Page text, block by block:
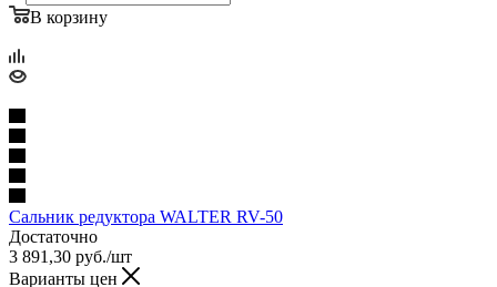
В корзину
Сальник редуктора WALTER RV-50
Достаточно
3 891,30 руб./шт
Варианты цен